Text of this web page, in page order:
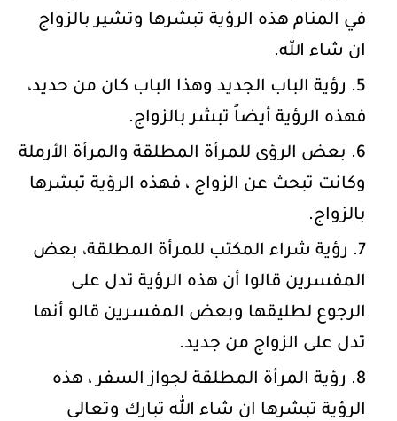
في المنام هذه الرؤية تبشرها وتشير بالزواج
ان شاء الله.
رؤية الباب الجديد وهذا الباب كان من حديد،
فهذه الرؤية أيضاً تبشر بالزواج.
بعض الرؤى للمرأة المطلقة والمرأة الأرملة
وكانت تبحث عن الزواج ، فهذه الرؤية تبشرها
بالزواج.
رؤية شراء المكتب للمرأة المطلقة، بعض
المفسرين قالوا أن هذه الرؤية تدل على
الرجوع لطليقها وبعض المفسرين قالو أنها
تدل على الزواج من جديد.
رؤية المرأة المطلقة لجواز السفر ، هذه
الرؤية تبشرها ان شاء الله تبارك وتعالى